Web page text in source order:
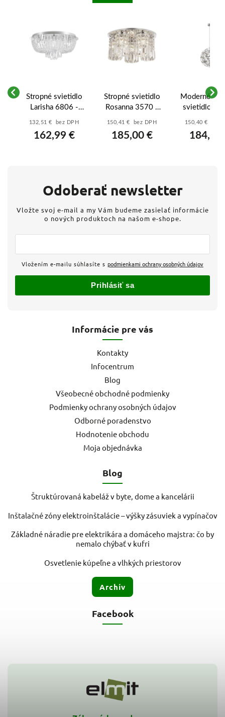
Stropné svietidlo
Larisha 6806 -
chrómová -
132,51 € bez DPH
162,99 €
Stropné svietidlo
Rosanna 3570 -
chrómová -
150,41 € bez DPH
185,00 €
Moderné
svietidlo
150,40 € bez
184,99
Informácie pre vás
Kontakty
Infocentrum
Blog
Všeobecné obchodné podmienky
Podmienky ochrany osobných údajov
Odborné poradenstvo
Hodnotenie obchodu
Moja objednávka
Blog
Štruktúrovaná kabeláž v byte, dome a kancelárii
Inštalačné zóny elektroinštalácie – výšky zásuviek a vypínačov
Základné náradie pre elektrikára a domáceho majstra: čo by
nemalo chýbať v kufri
Osvetlenie kúpeľne a vlhkých priestorov
Archív
Odoberať newsletter
Vložte svoj e-mail a my Vám budeme zasielať informácie
o nových produktoch na našom e-shope.
Vložením e-mailu súhlasíte s podmienkami ochrany osobných údajov
Prihlásiť sa
Facebook